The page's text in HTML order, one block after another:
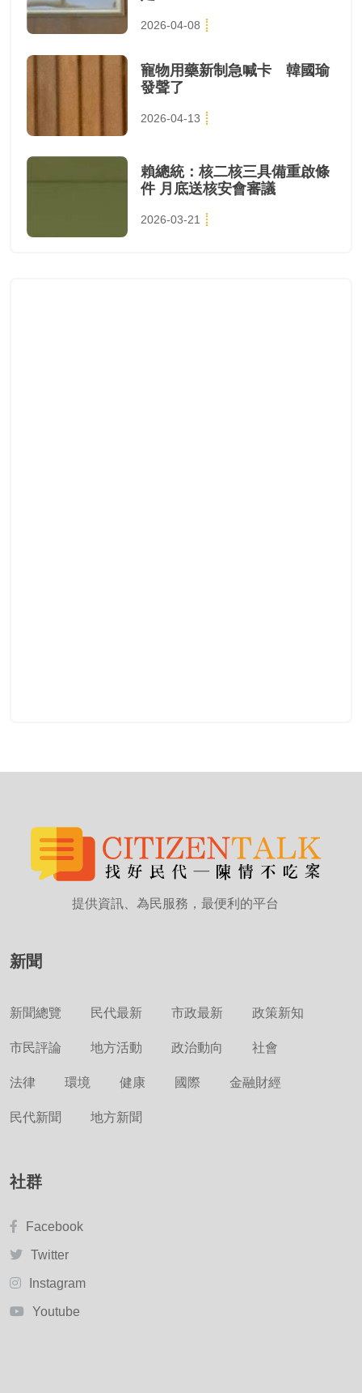
2026-04-08
寵物用藥新制急喊卡 韓國瑜
發聲了
2026-04-13
賴總統：核二核三具備重啟條
件 月底送核安會審議
2026-03-21
提供資訊、為民服務，最便利的平台
新聞
新聞總覽 民代最新 市政最新 政策新知
市民評論 地方活動 政治動向 社會
法律 環境 健康 國際 金融財經
民代新聞 地方新聞
社群
Facebook
Twitter
Instagram
Youtube